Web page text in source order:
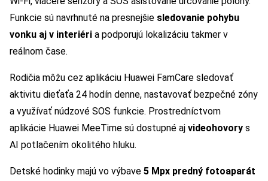
Funkcie sú navrhnuté na presnejšie sledovanie pohybu
vonku aj v interiéri a podporujú lokalizáciu takmer v
reálnom čase.
Rodičia môžu cez aplikáciu Huawei FamCare sledovať
aktivitu dieťaťa 24 hodín denne, nastavovať bezpečné zóny
a využívať núdzové SOS funkcie. Prostredníctvom
aplikácie Huawei MeeTime sú dostupné aj videohovory s
AI potlačením okolitého hluku.
Detské hodinky majú vo výbave 5 Mpx predný fotoaparát